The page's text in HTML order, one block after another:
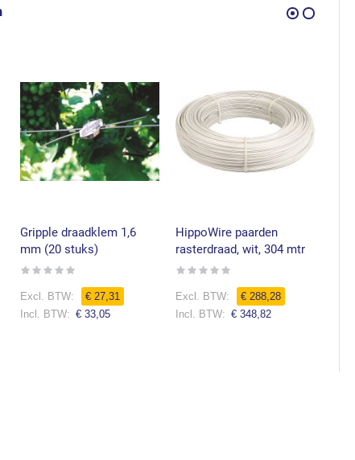
Gripple draadklem 1,6
mm (20 stuks)
Rating:
€ 27,31
€ 33,05
HippoWire paarden
rasterdraad, wit, 304 mtr
Rating:
€ 288,28
Speciale
€ 348,82